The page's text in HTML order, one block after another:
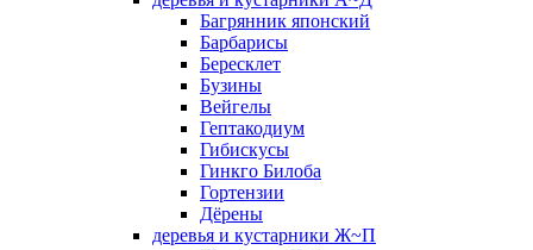
Багрянник японский
Барбарисы
Бересклет
Бузины
Вейгелы
Гептакодиум
Гибискусы
Гинкго Билоба
Гортензии
Дёрены
деревья и кустарники Ж~П